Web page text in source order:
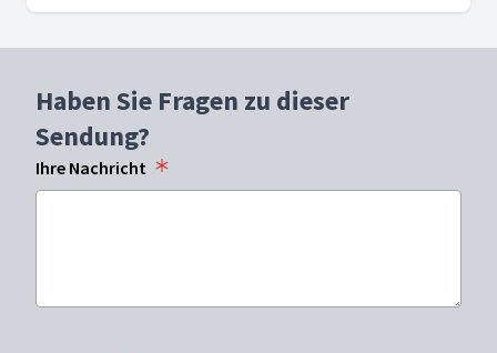
Haben Sie Fragen zu dieser
Sendung?
Ihre Nachricht